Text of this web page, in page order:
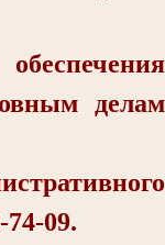
делам
74-09.